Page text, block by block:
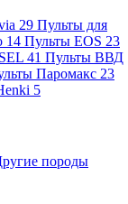
29 Пульты для
14 Пульты EOS 23
41 Пульты ВВД
Паромакс 23
5
породы